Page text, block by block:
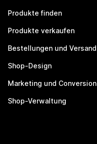
Produkte finden
Produkte verkaufen
Bestellungen und Versand
Shop-Design
Marketing und Conversion
Shop-Verwaltung